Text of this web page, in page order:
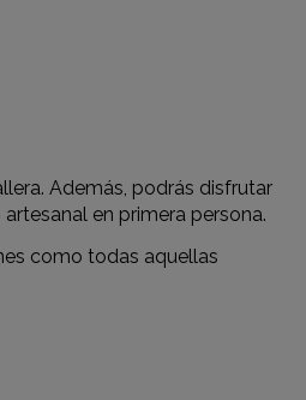
Además, podrás disfrutar
en primera persona.
como todas aquellas